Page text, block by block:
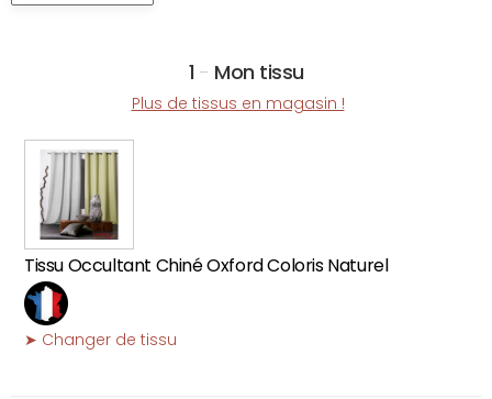
1 - Mon tissu
Plus de tissus en magasin !
Tissu Occultant Chiné Oxford Coloris Naturel
➤ Changer de tissu